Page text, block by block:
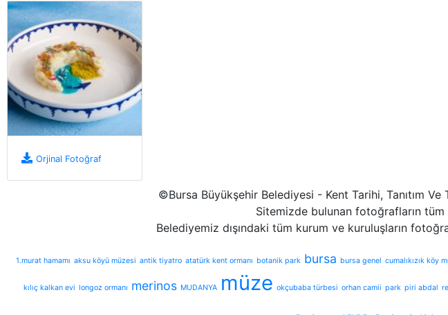
Orjinal Fotoğraf
©Bursa Büyükşehir Belediyesi - Kent Tarihi, Tanıtım
Sitemizde bulunan fotoğrafların
Belediyemiz dışındaki tüm kurum ve kuruluşların
1.murat hamamı aksu köyü müzesi antik tiyatro atatürk kent ormanı botanik park bursa bursa genel cumalıkızık köy
kılıç kalkan evi longoz ormanı merinos MUDANYA müze okçubaba türbesi orhan camii park piri abdal